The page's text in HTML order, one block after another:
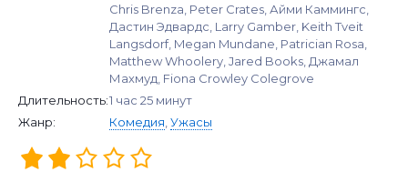
Chris Brenza, Peter Crates, Айми Каммингс,
Дастин Эдвардс, Larry Gamber, Keith Tveit
Langsdorf, Megan Mundane, Patrician Rosa,
Matthew Whoolery, Jared Books, Джамал
Махмуд, Fiona Crowley Colegrove
Длительность:1 час 25 минут
Жанр:
Комедия Ужасы